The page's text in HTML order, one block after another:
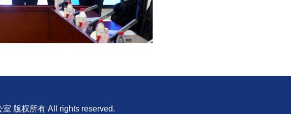
版权所有 All rights reserved.